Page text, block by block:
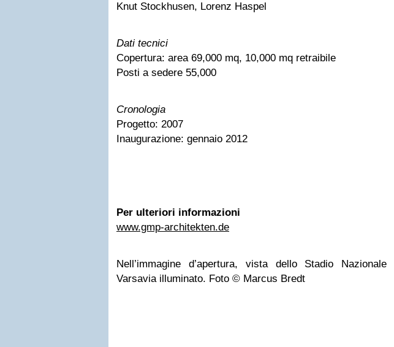
Knut Stockhusen, Lorenz Haspel
Dati tecnici
Copertura: area 69,000 mq, 10,000 mq retraibile
Posti a sedere 55,000
Cronologia
Progetto: 2007
Inaugurazione: gennaio 2012
Per ulteriori informazioni
www.gmp-architekten.de
Nell’immagine d’apertura, vista dello Stadio Nazionale
Varsavia illuminato. Foto © Marcus Bredt